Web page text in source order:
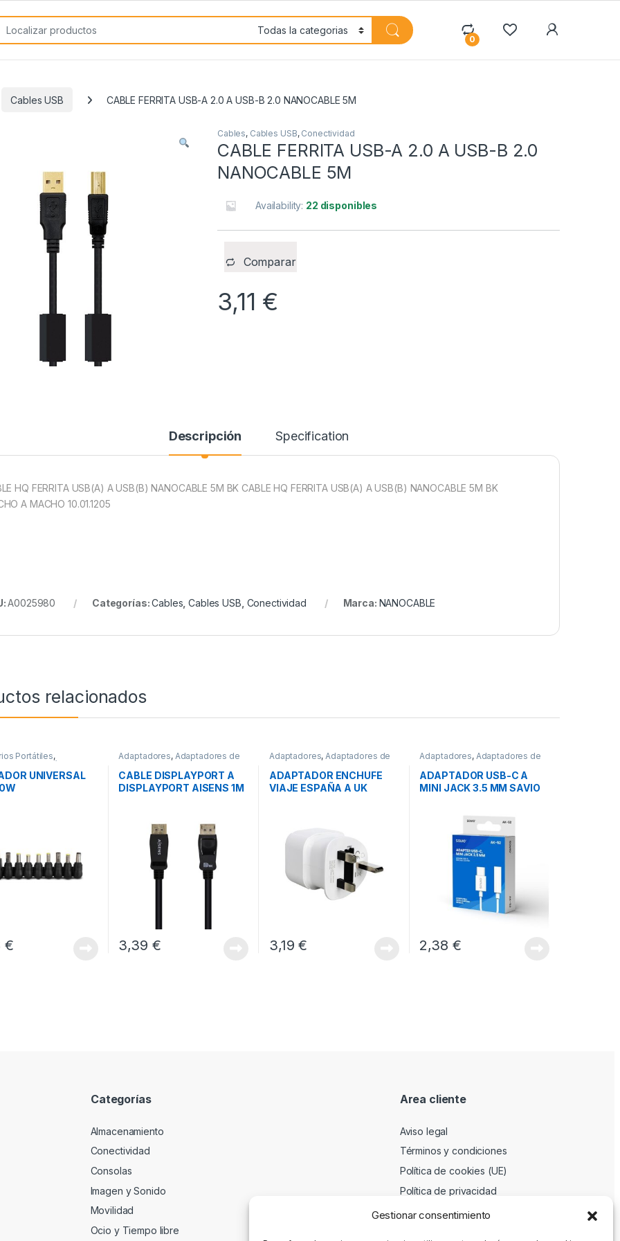
Gestionar consentimiento
for:
0
Cables USB CABLE FERRITA USB-A 2.0 A USB-B 2.0 NANOCABLE 5M
Cables, Cables USB, Conectividad
CABLE FERRITA USB-A 2.0 A USB-B 2.0
NANOCABLE 5M
Availability: 22 disponibles
Comparar
3,11 €
Descripción Specification
HQ FERRITA USB(A) A USB(B) NANOCABLE 5M BK CABLE HQ FERRITA USB(A) A USB(B) NANOCABLE 5M BK
A MACHO 10.01.1205
A0025980 Categorías:Cables ,Cables USB Conectividad Marca: NANOCABLE
relacionados
Portátiles,
para Portátiles
UNIVERSAL
€
Adaptadores, Adaptadores de
Video
Conectividad
CABLE DISPLAYPORT A
DISPLAYPORT AISENS 1M
3,39 €
Adaptadores,Adaptadores de
Corriente
Conectividad
ADAPTADOR ENCHUFE
VIAJE ESPAÑA A UK
3,19€
Adaptadores, Adaptadores de
Audio
Conectividad
ADAPTADOR USB-C A
MINI JACK 3.5 MM SAVIO
2,38 €
Categorías
Almacenamiento
Conectividad
Consolas
Imagen y Sonido
Movilidad
Ocio y Tiempo libre
Area cliente
Aviso legal
Términos y condiciones
Política de cookies (UE)
Política de privacidad